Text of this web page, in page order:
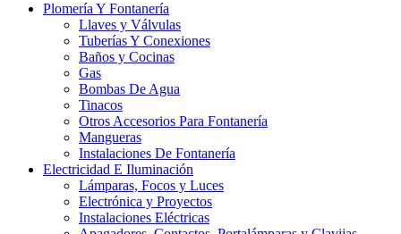
Plomería Y Fontanería
Llaves y Válvulas
Tuberías Y Conexiones
Baños y Cocinas
Gas
Bombas De Agua
Tinacos
Otros Accesorios Para Fontanería
Mangueras
Instalaciones De Fontanería
Electricidad E Iluminación
Lámparas, Focos y Luces
Electrónica y Proyectos
Instalaciones Eléctricas